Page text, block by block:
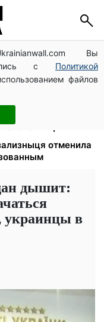
Вы
с Политикой
файлов
за
тысячи
Пенсионный фонд
$10 000:
ТЦК
отменила
дышит:
украинцы в